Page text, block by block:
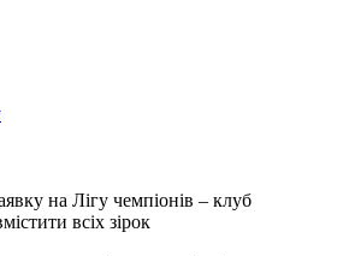
на Лігу чемпіонів – клуб
всіх зірок